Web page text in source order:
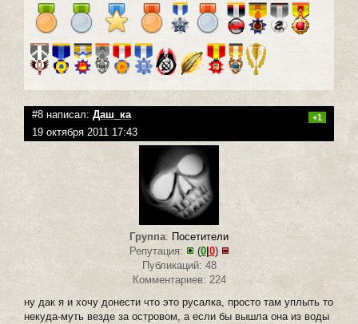
#8 написал: Даш_ка +1
19 октября 2011 17:43
Группа: Посетители
Репутация:
(0| 0)
Публикаций: 48
Комментариев: 224
ну дак я и хочу донести что это русалка, просто там уплыть то
некуда-муть везде за островом, а если бы вышла она из воды